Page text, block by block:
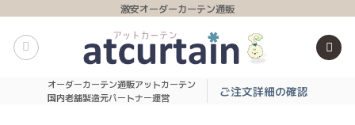
content
激安オーダーカーテン通販
オーダーカーテン通販アットカーテン
国内老舗製造元パートナー運営
ご注文詳細の確認